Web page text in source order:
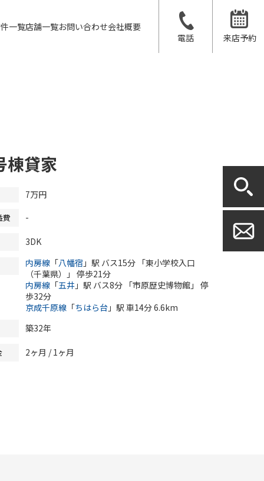
一覧店舗一覧お問い合わせ会社概要
電話
来店予約
棟貸家
7万円
費 -
3DK
内房線 「八幡宿 」駅 バス15分 「東小学校入口
（千葉県）」 停歩21分
内房線 「五井 」駅 バス8分 「市原歴史博物館」 停
歩32分
京成千原線 「ちはら台 」駅 車14分 6.6km
築32年
2ヶ月 / 1ヶ月